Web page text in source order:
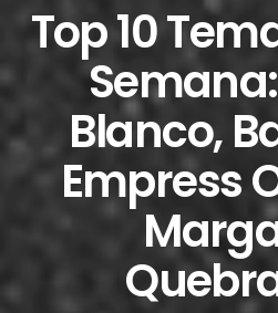
Top 10
Blanco,
Empress